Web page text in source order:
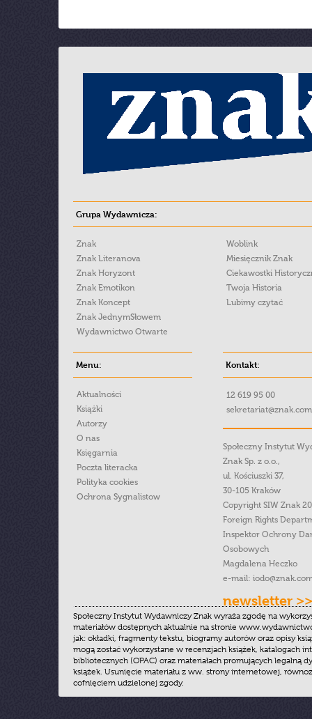
Grupa Wydawnicza:
Znak
Znak Literanova
Znak Horyzont
Znak Emotikon
Znak Koncept
Znak JednymSłowem
Wydawnictwo Otwarte
Woblink
Miesięcznik Znak
Ciekawostki
Twoja Historia
Lubimy czytać
Menu:
Aktualności
Książki
Autorzy
O nas
Księgarnia
Poczta literacka
Polityka cookies
Ochrona Sygnalistow
Kontakt:
12 619 95 00
Społeczny Instytut
Znak Sp. z o.o.,
ul. Kościuszki 37,
30-105 Kraków
Copyright SIW Znak
Foreign Rights
Inspektor Ochrony
Osobowych
Magdalena Heczko
e-mail:
newsletter >>
Społeczny Instytut Wydawniczy Znak wyraża zgodę na
materiałów dostępnych aktualnie na stronie
jak: okładki, fragmenty tekstu, biogramy autorów oraz opisy
mogą zostać wykorzystane w recenzjach książek, katalogach
bibliotecznych (OPAC) oraz materiałach promujących legalną
książek. Usunięcie materiału z ww. strony internetowej,
cofnięciem udzielonej zgody.